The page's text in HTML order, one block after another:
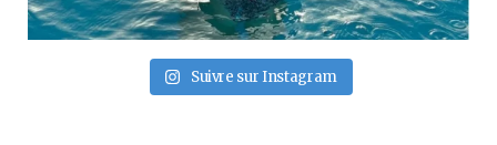
Suivre sur Instagram